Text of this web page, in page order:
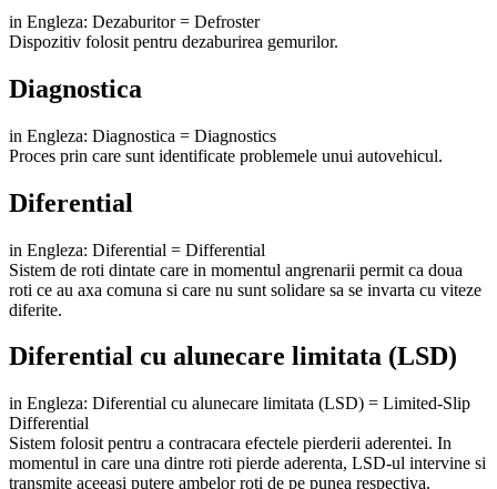
in Engleza: Dezaburitor = Defroster
Dispozitiv folosit pentru dezaburirea gemurilor.
Diagnostica
in Engleza: Diagnostica = Diagnostics
Proces prin care sunt identificate problemele unui autovehicul.
Diferential
in Engleza: Diferential = Differential
Sistem de roti dintate care in momentul angrenarii permit ca doua
roti ce au axa comuna si care nu sunt solidare sa se invarta cu viteze
diferite.
Diferential cu alunecare limitata (LSD)
in Engleza: Diferential cu alunecare limitata (LSD) = Limited-Slip
Differential
Sistem folosit pentru a contracara efectele pierderii aderentei. In
momentul in care una dintre roti pierde aderenta, LSD-ul intervine si
transmite aceeasi putere ambelor roti de pe punea respectiva.